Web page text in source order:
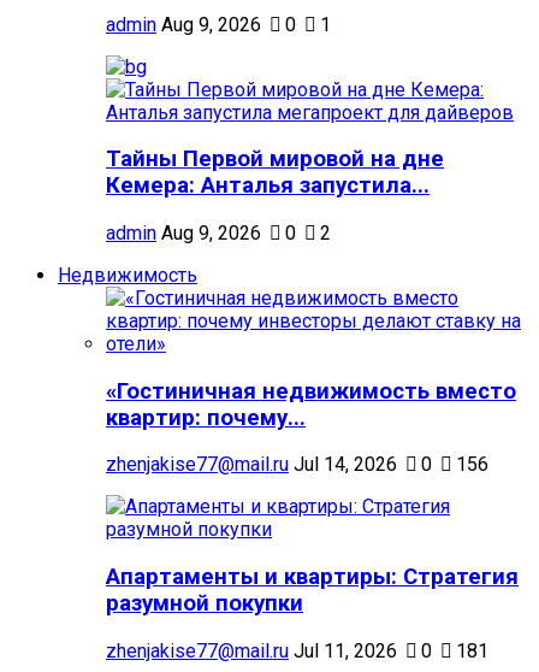
admin Aug 9, 2026 0 1
Тайны Первой мировой на дне
Кемера: Анталья запустила...
admin Aug 9, 2026 0
2
Недвижимость
«Гостиничная недвижимость вместо
квартир: почему...
zhenjakise77@mail.ru Jul 14, 2026 0 156
Апартаменты и квартиры: Стратегия
разумной покупки
zhenjakise77@mail.ru Jul 11, 2026 0 181